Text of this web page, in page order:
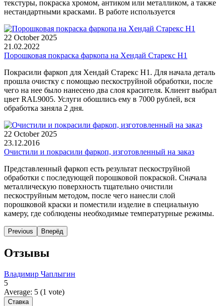
текстуры, покраска хромом, антиком или металликом, а также
нестандартными красками. В работе используется
22 October 2025
21.02.2022
Порошковая покраска фаркопа на Хендай Старекс H1
Покрасили фаркоп для Хендай Старекс Н1. Для начала деталь
прошла очистку с помощью пескоструйной обработки, после
чего на нее было нанесено два слоя красителя. Клиент выбрал
цвет RAL9005. Услуги обошлись ему в 7000 рублей, вся
обработка заняла 2 дня.
22 October 2025
23.12.2016
Очистили и покрасили фаркоп, изготовленный на заказ
Представленный фаркоп есть результат пескоструйной
обработки с последующей порошковой покраской. Сначала
металлическую поверхность тщательно очистили
пескоструйным методом, после чего нанесли слой
порошковой краски и поместили изделие в специальную
камеру, где соблюдены необходимые температурные режимы.
Previous Вперёд
Отзывы
Владимир Чаплыгин
5
Average: 5 (1 vote)